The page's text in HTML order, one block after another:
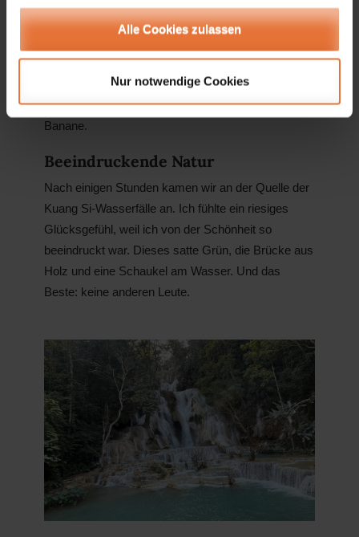
Alle Cookies zulassen
Nur notwendige Cookies
uns wahrscheinlich noch sehr weit gefolgt. Auf dem
sahen mitten im Nirgendwo zwei riesige
geschminkte Buddhas und bekamen für den Eintritt
in eine Höhle jeweils eine Stirnlampe und eine
Banane.
Beeindruckende Natur
Nach einigen Stunden kamen wir an der Quelle der
Kuang Si-Wasserfälle an. Ich fühlte ein riesiges
Glücksgefühl, weil ich von der Schönheit so
beeindruckt war. Dieses satte Grün, die Brücke aus
Holz und eine Schaukel am Wasser. Und das
Beste: keine anderen Leute.